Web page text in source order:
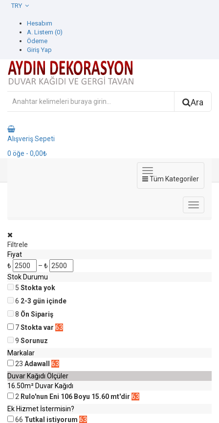
Hesabım
A. Listem (0)
Ödeme
Giriş Yap
Ara
Alışveriş Sepeti
0 öğe - 0,00₺
Tüm Kategoriler
Filtrele
Fiyat
₺
– ₺
Stok Durumu
5 Stokta yok
6 2-3 gün içinde
8 Ön Sipariş
7Stokta var 63
9 Sorunuz
Markalar
23 Adawall
63
Duvar Kağıdı Ölçüler
16.50m² Duvar Kağıdı
2 Rulo'nun Eni 106 Boyu 15.60 mt'dir 63
Ek Hizmet İstermisin?
66 Tutkal istiyorum 63